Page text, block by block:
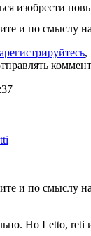
изобрести
и по смыслу
,
и по смыслу
Но Letto, reti